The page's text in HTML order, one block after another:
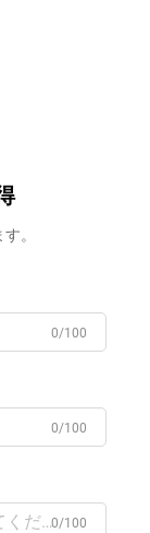
。
0/100
0/100
0/100